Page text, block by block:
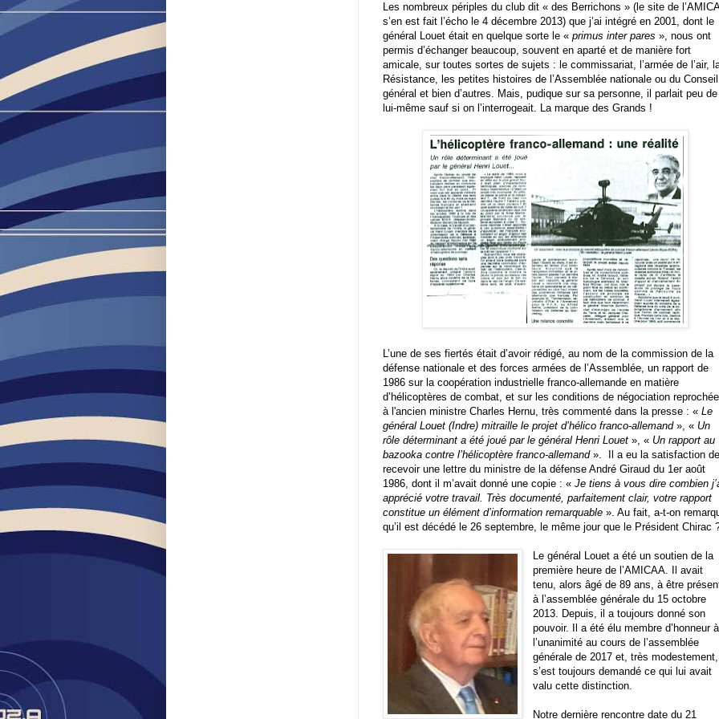
Les nombreux périples du club dit « des Berrichons » (le site de
s’en est fait l’écho le 4 décembre 2013) que j’ai intégré en 2001, dont le
général Louet était en quelque sorte le « primus inter pares », nous ont
permis d’échanger beaucoup, souvent en aparté et de manière fort
amicale, sur toutes sortes de sujets : le commissariat, l’armée de l’air,
Résistance, les petites histoires de l’Assemblée nationale ou du Conseil
général et bien d’autres. Mais, pudique sur sa personne, il parlait peu de
lui-même sauf si on l’interrogeait. La marque des Grands !
L’une de ses fiertés était d’avoir rédigé, au nom de la commission de la
défense nationale et des forces armées de l’Assemblée, un rapport de
1986 sur la coopération industrielle franco-allemande en matière
d’hélicoptères de combat, et sur les conditions de négociation
à l'ancien ministre Charles Hernu, très commenté dans la presse : « Le
général Louet (Indre) mitraille le projet d’hélico franco-allemand», « Un
rôle déterminant a été joué par le général Henri Louet », « Un rapport au
bazooka contre l’hélicoptère franco-allemand». Il a eu la satisfaction de
recevoir une lettre du ministre de la défense André Giraud du 1er août
1986, dont il m’avait donné une copie : « Je tiens à vous dire combien
apprécié votre travail. Très documenté, parfaitement clair, votre rapport
constitue un élément d’information remarquable ». Au fait, a-t-on
qu’il est décédé le 26 septembre, le même jour que le Président Chirac
Le général Louet a été un soutien de la
première heure de l’AMICAA. Il avait
tenu, alors âgé de 89 ans, à être
à l’assemblée générale du 15 octobre
2013. Depuis, il a toujours donné son
pouvoir. Il a été élu membre d’honneur à
l’unanimité au cours de l’assemblée
générale de 2017 et, très modestement,
s’est toujours demandé ce qui lui avait
valu cette distinction.
Notre dernière rencontre date du 21